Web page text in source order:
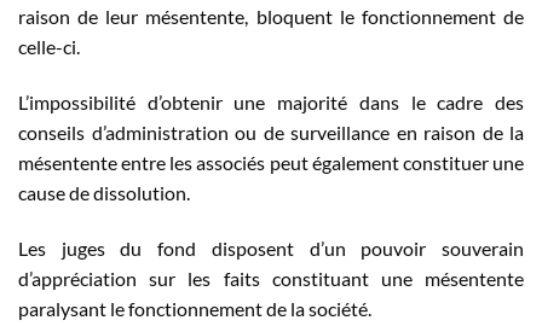
raison de leur mésentente, bloquent le fonctionnement de
celle-ci.
L’impossibilité d’obtenir une majorité dans le cadre des
conseils d’administration ou de surveillance en raison de la
mésentente entre les associés peut également constituer une
cause de dissolution.
Les juges du fond disposent d’un pouvoir souverain
d’appréciation sur les faits constituant une mésentente
paralysant le fonctionnement de la société.